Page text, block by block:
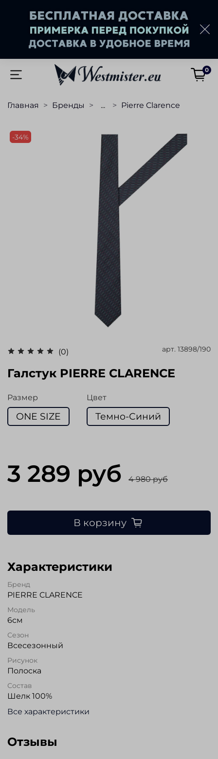
0
Главная Бренды ... Pierre Clarence
-34%
(0) арт. 13898/190
Галстук PIERRE CLARENCE
Размер
ONE SIZE
Цвет
Темно-Синий
3 289 руб 4 980 руб
В корзину
Характеристики
Бренд
PIERRE CLARENCE
Модель
6см
Сезон
Всесезонный
Рисунок
Полоска
Состав
Шелк 100%
Все характеристики
Отзывы